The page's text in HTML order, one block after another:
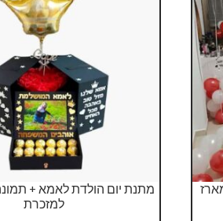
מתנת יום הולדת לאמא +
למזכרת